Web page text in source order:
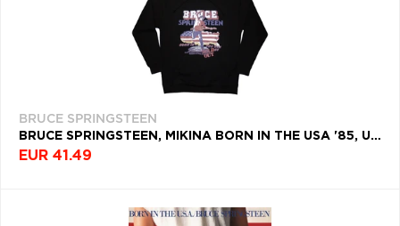
BRUCE SPRINGSTEEN
BRUCE SPRINGSTEEN, MIKINA BORN IN THE USA '85, UNISEX, ČIERNA
EUR 41.49